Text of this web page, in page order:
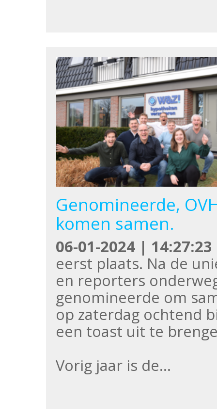
Genomineerde,
komen samen.
06-01-2024 | 14:27:23
eerst plaats. Na de
en reporters
genomineerde om
op zaterdag ochtend
een toast uit te
Vorig jaar is de…